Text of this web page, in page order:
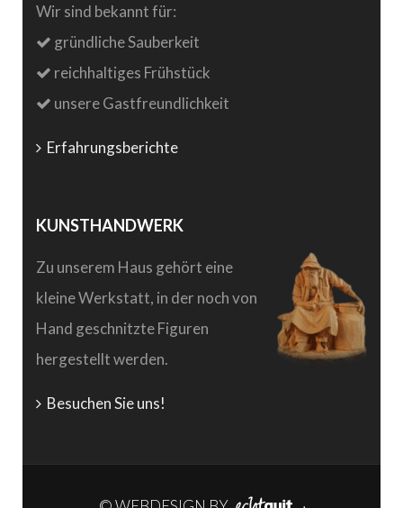
Wir sind bekannt für:
gründliche Sauberkeit
reichhaltiges Frühstück
unsere Gastfreundlichkeit
Erfahrungsberichte
KUNSTHANDWERK
Zu unserem Haus gehört eine
kleine Werkstatt, in der noch von
Hand geschnitzte Figuren
hergestellt werden.
Besuchen Sie uns!